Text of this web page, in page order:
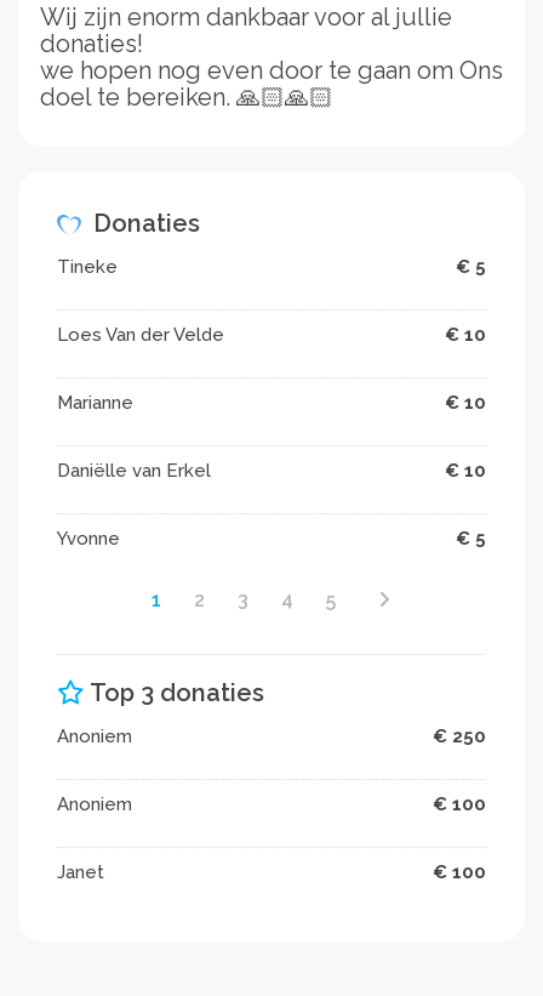
Wij zijn enorm dankbaar voor al jullie
donaties!
we hopen nog even door te gaan om Ons
doel te bereiken. 🙏🏻🙏🏻
Donaties
Tineke € 5
Loes Van der Velde € 10
Marianne € 10
Daniëlle van Erkel € 10
Yvonne € 5
1 2 3 4 5
Top 3 donaties
Anoniem € 250
Anoniem € 100
Janet € 100